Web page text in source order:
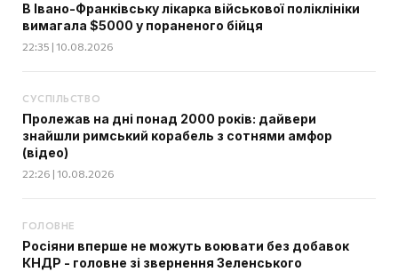
В Івано-Франківську лікарка військової поліклініки
вимагала $5000 у пораненого бійця
22:35 | 10.08.2026
СУСПІЛЬСТВО
Пролежав на дні понад 2000 років: дайвери
знайшли римський корабель з сотнями амфор
(відео)
22:26 | 10.08.2026
ГОЛОВНЕ
Росіяни вперше не можуть воювати без добавок
КНДР - головне зі звернення Зеленського